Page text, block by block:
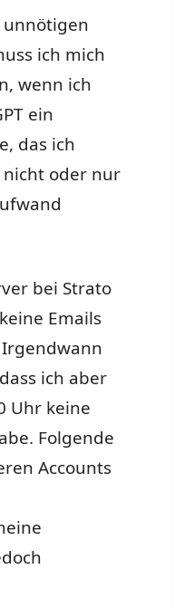
ich mich
wenn ich
ein
das ich
oder nur
bei Strato
Emails
ich aber
Uhr keine
Folgende
Accounts